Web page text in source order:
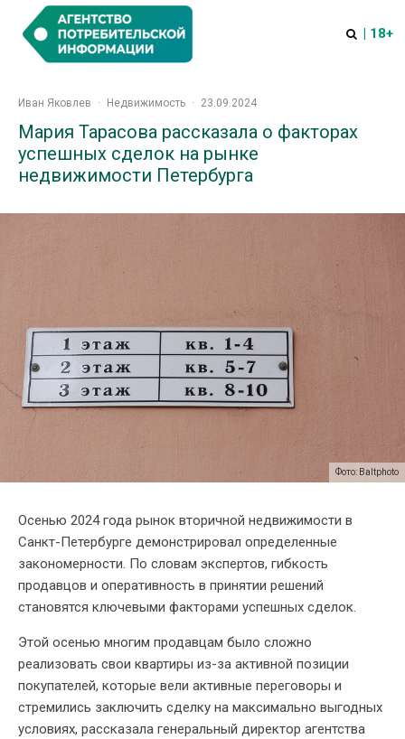
| 18+
Иван Яковлев · Недвижимость · 23.09.2024
Мария Тарасова рассказала о факторах
успешных сделок на рынке
недвижимости Петербурга
Фото: Baltphoto
Осенью 2024 года рынок вторичной недвижимости в
Санкт-Петербурге демонстрировал определенные
закономерности. По словам экспертов, гибкость
продавцов и оперативность в принятии решений
становятся ключевыми факторами успешных сделок.
Этой осенью многим продавцам было сложно
реализовать свои квартиры из-за активной позиции
покупателей, которые вели активные переговоры и
стремились заключить сделку на максимально выгодных
условиях, рассказала генеральный директор агентства